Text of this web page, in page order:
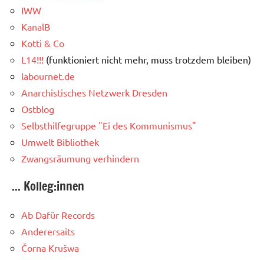
IWW
KanalB
Kotti & Co
L14!!! (funktioniert nicht mehr, muss trotzdem bleiben)
labournet.de
Anarchistisches Netzwerk Dresden
Ostblog
Selbsthilfegruppe "Ei des Kommunismus"
Umwelt Bibliothek
Zwangsräumung verhindern
... Kolleg:innen
Ab Dafür Records
Anderersaits
Čorna Krušwa